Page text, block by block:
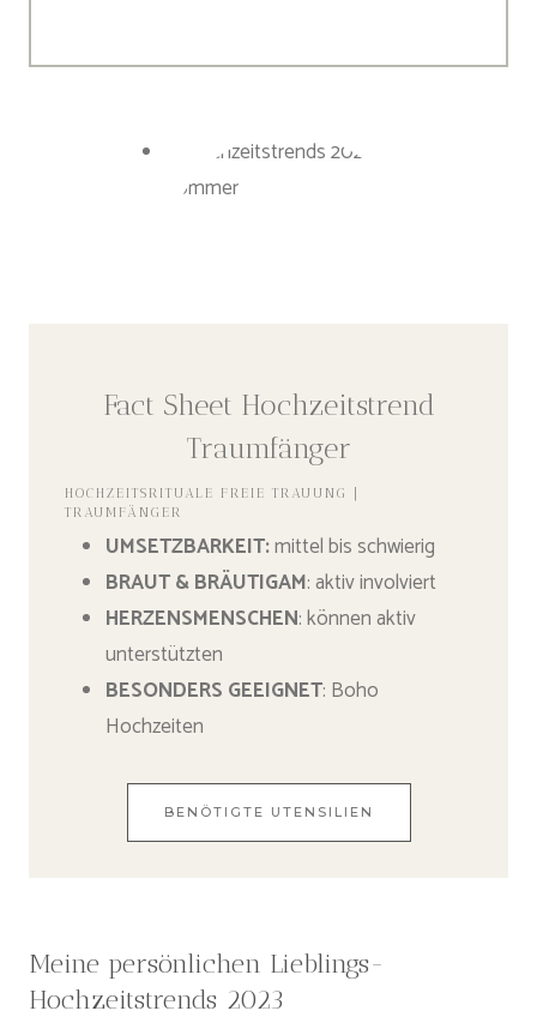
Fact Sheet Hochzeitstrend
Traumfänger
HOCHZEITSRITUALE FREIE TRAUUNG |
TRAUMFÄNGER
UMSETZBARKEIT:mittel bis schwierig
BRAUT & BRÄUTIGAM: aktiv involviert
HERZENSMENSCHEN: können aktiv
unterstützten
BESONDERS GEEIGNET: Boho
Hochzeiten
BENÖTIGTE UTENSILIEN
Meine persönlichen Lieblings-
Hochzeitstrends 2023